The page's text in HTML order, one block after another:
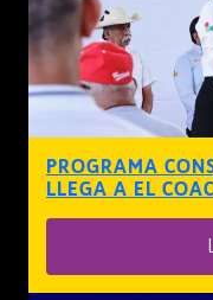
PROGRAMA
LLEGA A EL